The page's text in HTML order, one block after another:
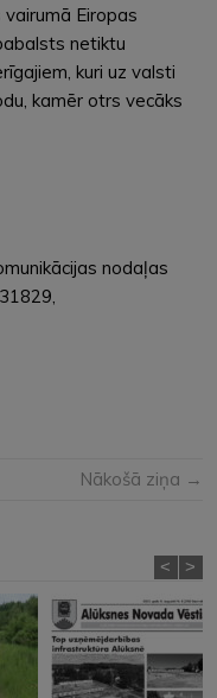
Eiropas
netiktu
kuri uz valsti
kamēr otrs vecāks
nodaļas
Nākošā ziņa →
< >